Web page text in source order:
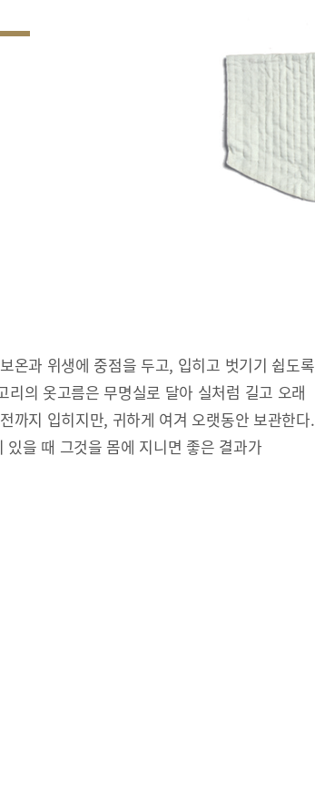
온과 위생에 중점을 두고, 입히고 벗기기 쉽도록
리의 옷고름은 무명실로 달아 실처럼 길고 오래
까지 입히지만, 귀하게 여겨 오랫동안 보관한다.
을 때 그것을 몸에 지니면 좋은 결과가